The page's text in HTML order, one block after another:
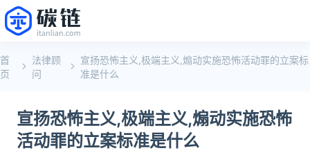
首
页
法律顾
问
宣扬恐怖主义,极端主义,煽动实施恐怖活动罪的立案标
准是什么
宣扬恐怖主义,极端主义,煽动实施恐怖
活动罪的立案标准是什么